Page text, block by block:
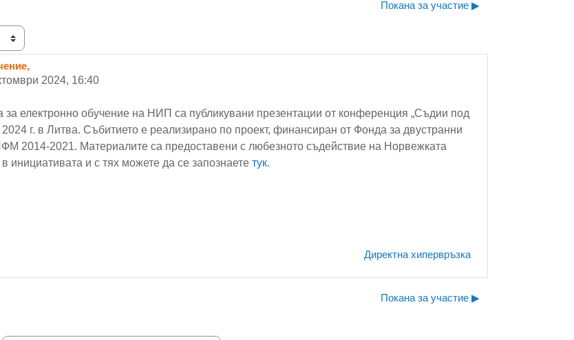
Покана за участие ▶︎
2024, 16:40
за електронно обучение на НИП са публикувани презентации от конференция „Съдии под
г. в Литва. Събитието е реализирано по проект, финансиран от Фонда за двустранни
2014-2021. Материалите са предоставени с любезното съдействие на Норвежката
и с тях можете да се запознаете тук.
Директна хипервръзка
Покана за участие ▶︎